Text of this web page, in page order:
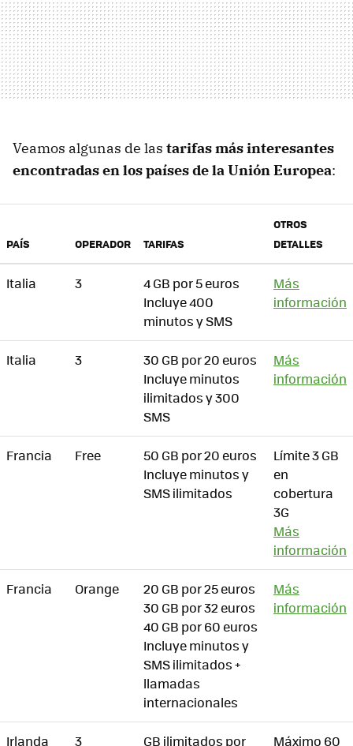
Veamos algunas de las tarifas más interesantes
encontradas en los países de la Unión Europea:
PAÍS OPERADOR TARIFAS
OTROS
DETALLES
Italia 3
4 GB por 5 euros
Incluye 400
minutos y SMS
Más
información
Italia 3
30 GB por 20 euros
Incluye minutos
ilimitados y 300
SMS
Más
información
Francia Free
50 GB por 20 euros
Incluye minutos y
SMS ilimitados
Límite 3 GB
en
cobertura
3G
Más
información
Francia Orange
20 GB por 25 euros
30 GB por 32 euros
40 GB por 60 euros
Incluye minutos y
SMS ilimitados +
llamadas
internacionales
Más
información
Irlanda 3 GB ilimitados por Máximo 60